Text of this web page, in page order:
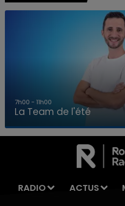
LA TEAM DE L'ÉTÉ
7h00 - 11h00
La Team de l'été
RADIO ACTUS